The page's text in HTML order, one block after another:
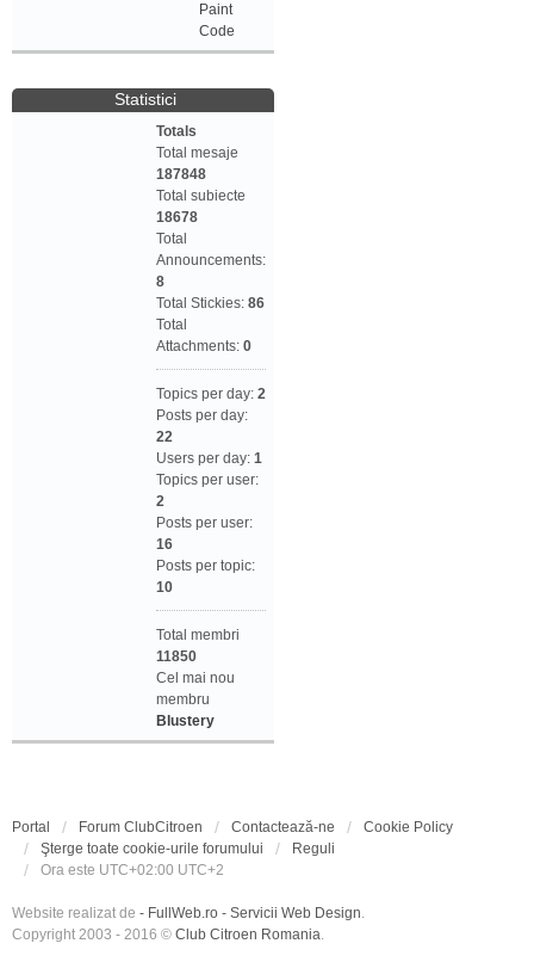
Paint
Code
Statistici
Totals
Total mesaje
187848
Total subiecte
18678
Total
Announcements:
8
Total Stickies: 86
Total
Attachments: 0
Topics per day: 2
Posts per day:
22
Users per day: 1
Topics per user:
2
Posts per user:
16
Posts per topic:
10
Total membri
11850
Cel mai nou
membru
Blustery
Portal Forum ClubCitroen Contactează-ne
Cookie Policy
Şterge toate cookie-urile forumului
Reguli
Ora este UTC+02:00 UTC+2
Website realizat de - FullWeb.ro - Servicii Web Design.
Copyright 2003 - 2016 © Club Citroen Romania.